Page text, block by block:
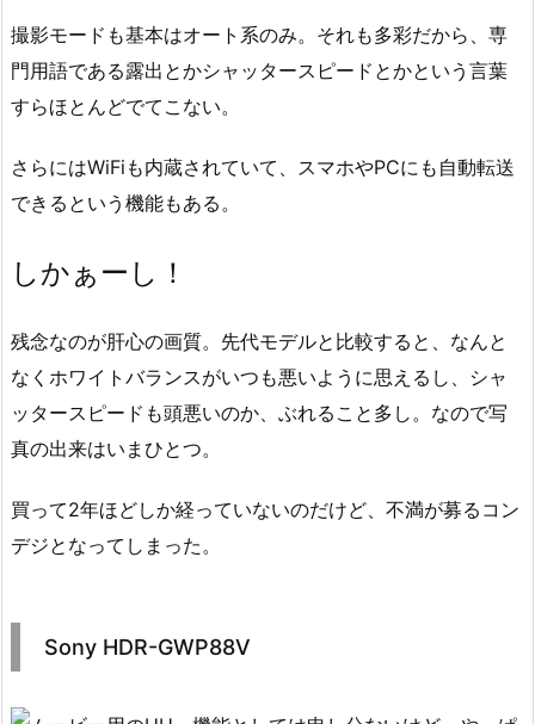
撮影モードも基本はオート系のみ。それも多彩だから、専
門用語である露出とかシャッタースピードとかという言葉
すらほとんどでてこない。
さらにはWiFiも内蔵されていて、スマホやPCにも自動転送
できるという機能もある。
しかぁーし！
残念なのが肝心の画質。先代モデルと比較すると、なんと
なくホワイトバランスがいつも悪いように思えるし、シャ
ッタースピードも頭悪いのか、ぶれること多し。なので写
真の出来はいまひとつ。
買って2年ほどしか経っていないのだけど、不満が募るコン
デジとなってしまった。
Sony HDR-GWP88V